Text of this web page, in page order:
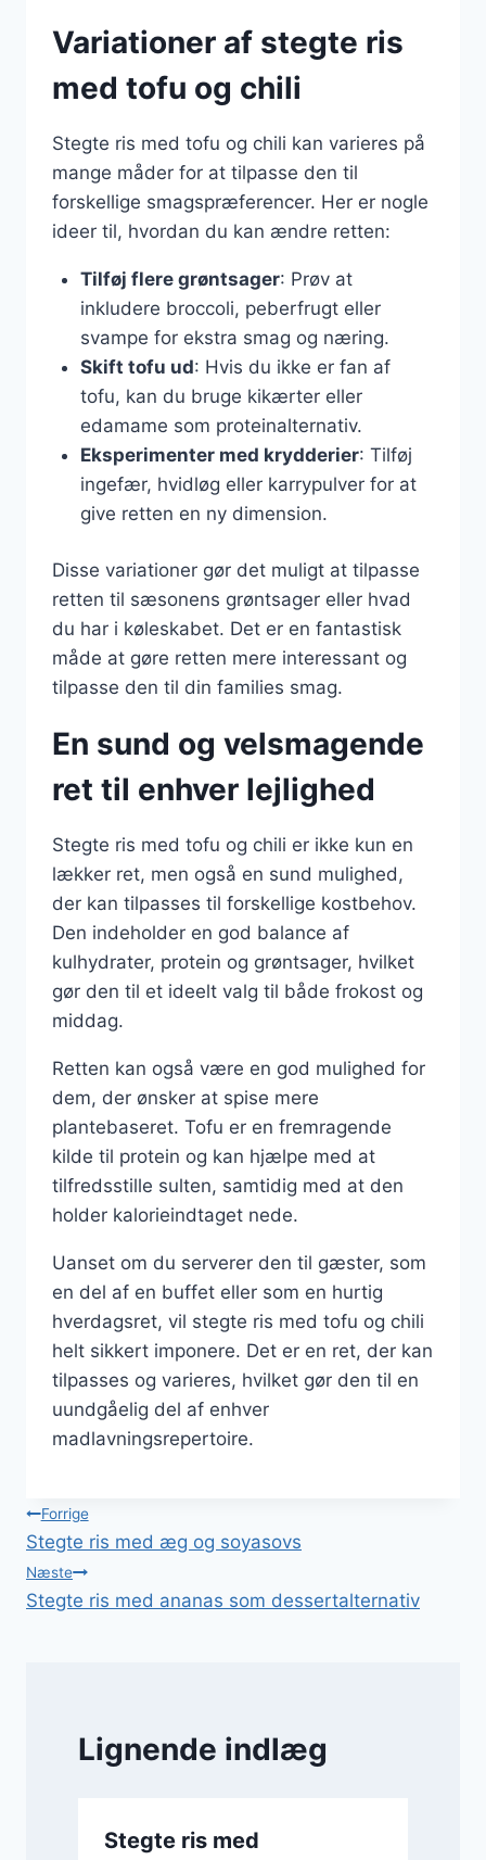
Variationer af stegte ris
med tofu og chili
Stegte ris med tofu og chili kan varieres på
mange måder for at tilpasse den til
forskellige smagspræferencer. Her er nogle
ideer til, hvordan du kan ændre retten:
Tilføj flere grøntsager: Prøv at
inkludere broccoli, peberfrugt eller
svampe for ekstra smag og næring.
Skift tofu ud: Hvis du ikke er fan af
tofu, kan du bruge kikærter eller
edamame som proteinalternativ.
Eksperimenter med krydderier: Tilføj
ingefær, hvidløg eller karrypulver for at
give retten en ny dimension.
Disse variationer gør det muligt at tilpasse
retten til sæsonens grøntsager eller hvad
du har i køleskabet. Det er en fantastisk
måde at gøre retten mere interessant og
tilpasse den til din families smag.
En sund og velsmagende
ret til enhver lejlighed
Stegte ris med tofu og chili er ikke kun en
lækker ret, men også en sund mulighed,
der kan tilpasses til forskellige kostbehov.
Den indeholder en god balance af
kulhydrater, protein og grøntsager, hvilket
gør den til et ideelt valg til både frokost og
middag.
Retten kan også være en god mulighed for
dem, der ønsker at spise mere
plantebaseret. Tofu er en fremragende
kilde til protein og kan hjælpe med at
tilfredsstille sulten, samtidig med at den
holder kalorieindtaget nede.
Uanset om du serverer den til gæster, som
en del af en buffet eller som en hurtig
hverdagsret, vil stegte ris med tofu og chili
helt sikkert imponere. Det er en ret, der kan
tilpasses og varieres, hvilket gør den til en
uundgåelig del af enhver
madlavningsrepertoire.
Indlægsnavigation
Forrige
Stegte ris med æg og soyasovs
Næste
Stegte ris med ananas som dessertalternativ
Lignende indlæg
Stegte ris med